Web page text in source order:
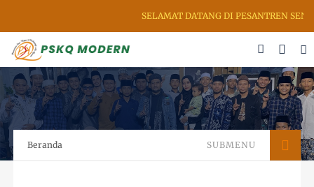
SELAMAT DATANG DI PESANTREN SENI
Beranda SUBMENU